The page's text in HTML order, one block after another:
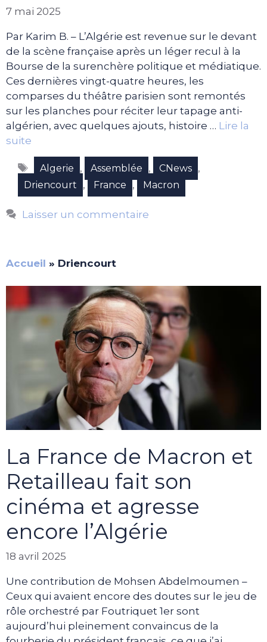
7 mai 2025
Par Karim B. – L’Algérie est revenue sur le devant
de la scène française après un léger recul à la
Bourse de la surenchère politique et médiatique.
Ces dernières vingt-quatre heures, les
comparses du théâtre parisien sont remontés
sur les planches pour réciter leur tapage anti-
algérien, avec quelques ajouts, histoire … Lire la
suite
Étiquettes
Algerie , Assemblée , CNews ,
Driencourt , France , Macron
Laisser un commentaire
Accueil » Driencourt
La France de Macron et
Retailleau fait son
cinéma et agresse
encore l’Algérie
18 avril 2025
Une contribution de Mohsen Abdelmoumen –
Ceux qui avaient encore des doutes sur le jeu de
rôle orchestré par Foutriquet 1er sont
aujourd’hui pleinement convaincus de la